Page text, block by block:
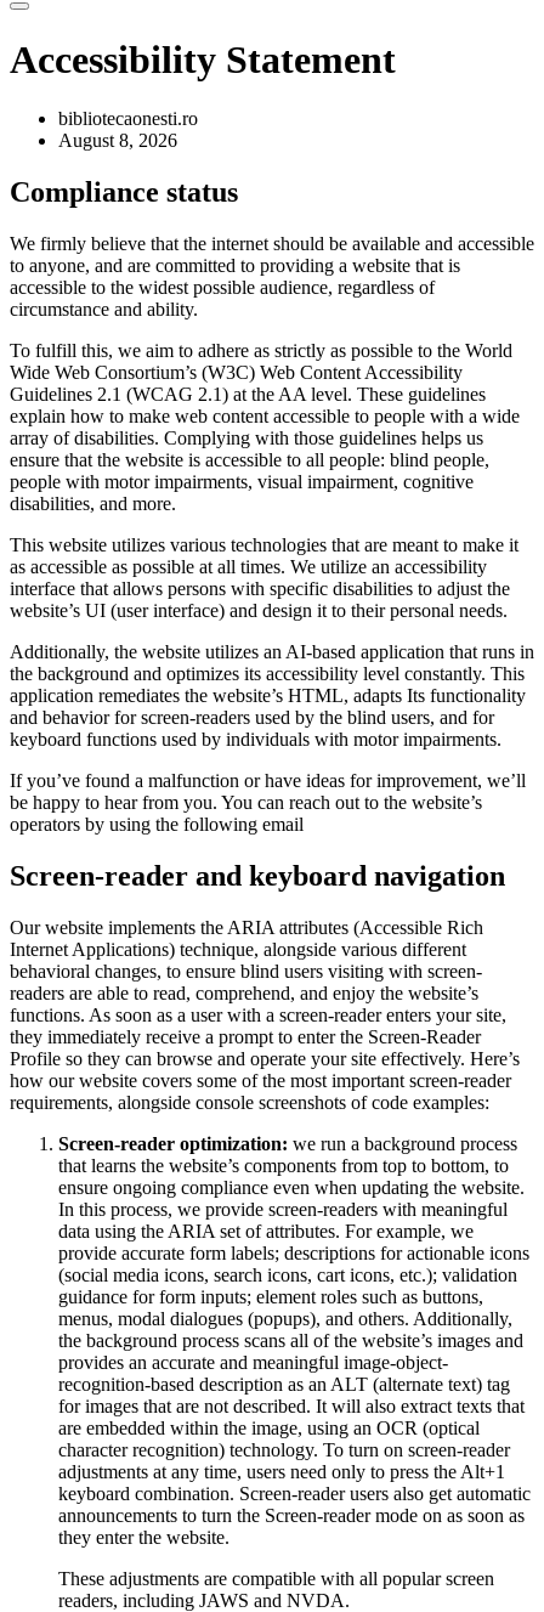
Accessibility Statement
bibliotecaonesti.ro
August 8, 2026
Compliance status
We firmly believe that the internet should be available and accessible
to anyone, and are committed to providing a website that is
accessible to the widest possible audience, regardless of
circumstance and ability.
To fulfill this, we aim to adhere as strictly as possible to the World
Wide Web Consortium’s (W3C) Web Content Accessibility
Guidelines 2.1 (WCAG 2.1) at the AA level. These guidelines
explain how to make web content accessible to people with a wide
array of disabilities. Complying with those guidelines helps us
ensure that the website is accessible to all people: blind people,
people with motor impairments, visual impairment, cognitive
disabilities, and more.
This website utilizes various technologies that are meant to make it
as accessible as possible at all times. We utilize an accessibility
interface that allows persons with specific disabilities to adjust the
website’s UI (user interface) and design it to their personal needs.
Additionally, the website utilizes an AI-based application that runs in
the background and optimizes its accessibility level constantly. This
application remediates the website’s HTML, adapts Its functionality
and behavior for screen-readers used by the blind users, and for
keyboard functions used by individuals with motor impairments.
If you’ve found a malfunction or have ideas for improvement, we’ll
be happy to hear from you. You can reach out to the website’s
operators by using the following email
Screen-reader and keyboard navigation
Our website implements the ARIA attributes (Accessible Rich
Internet Applications) technique, alongside various different
behavioral changes, to ensure blind users visiting with screen-
readers are able to read, comprehend, and enjoy the website’s
functions. As soon as a user with a screen-reader enters your site,
they immediately receive a prompt to enter the Screen-Reader
Profile so they can browse and operate your site effectively. Here’s
how our website covers some of the most important screen-reader
requirements, alongside console screenshots of code examples:
Screen-reader optimization: we run a background process
that learns the website’s components from top to bottom, to
ensure ongoing compliance even when updating the website.
In this process, we provide screen-readers with meaningful
data using the ARIA set of attributes. For example, we
provide accurate form labels; descriptions for actionable icons
(social media icons, search icons, cart icons, etc.); validation
guidance for form inputs; element roles such as buttons,
menus, modal dialogues (popups), and others. Additionally,
the background process scans all of the website’s images and
provides an accurate and meaningful image-object-
recognition-based description as an ALT (alternate text) tag
for images that are not described. It will also extract texts that
are embedded within the image, using an OCR (optical
character recognition) technology. To turn on screen-reader
adjustments at any time, users need only to press the Alt+1
keyboard combination. Screen-reader users also get automatic
announcements to turn the Screen-reader mode on as soon as
they enter the website.
These adjustments are compatible with all popular screen
readers, including JAWS and NVDA.